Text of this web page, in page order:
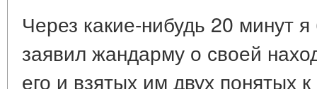
Через какие-нибудь 20 минут
заявил жандарму о своей
его и взятых им двух понятых